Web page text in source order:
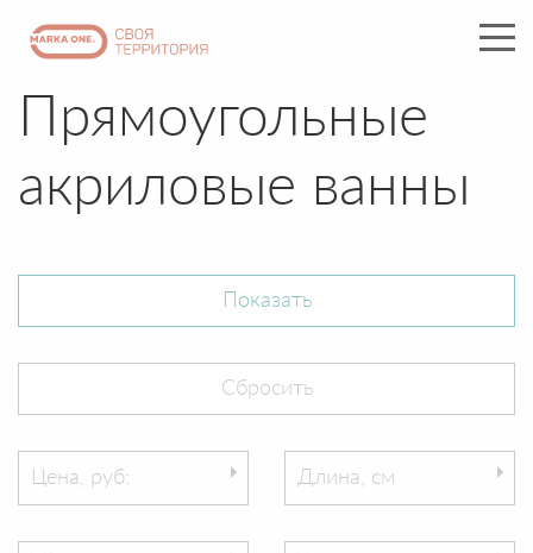
Прямоугольные
акриловые ванны
Цена, руб: Длина, см